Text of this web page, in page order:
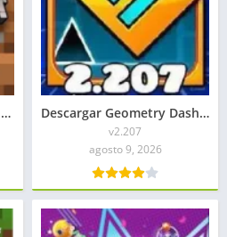
Descargar Minecraft 1.21.22.01 APK Mediafire Descargar Geometry Dash 2.207 APK 2026 Todo Desbloqueado
v2.207
agosto 9, 2026